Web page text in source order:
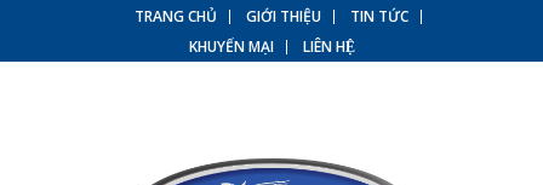
TRANG CHỦ GIỚI THIỆU
TIN TỨC
KHUYẾN MẠI
LIÊN HỆ